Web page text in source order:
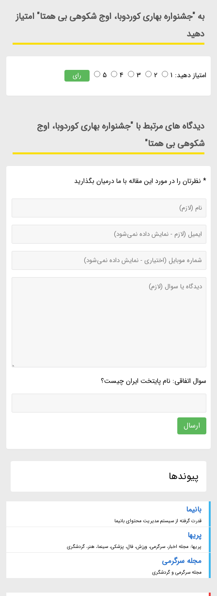
به "جشنواره بهاری کوردوبا، اوج شکوهی بی همتا" امتیاز
دهید
امتیاز دهید: 1
2
3
4
5 رای
دیدگاه های مرتبط با "جشنواره بهاری کوردوبا، اوج
شکوهی بی همتا"
* نظرتان را در مورد این مقاله با ما درمیان بگذارید
سوال اتفاقی: نام پایتخت ایران چیست؟
ارسال
پیوندها
بانیما
قدرت گرفته از سیستم مدیریت محتوای بانیما
پریها
پریها: مجله اخبار، سرگرمی، ورزش، فال، پزشکی، سینما، هنر، گردشگری
مجله سرگرمی
مجله سرگرمی و گردشگری